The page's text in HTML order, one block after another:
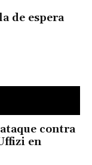
de espera
contra
en